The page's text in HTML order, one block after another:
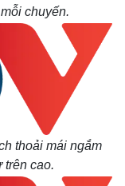
chuyến.
thoải mái ngắm
trên cao.